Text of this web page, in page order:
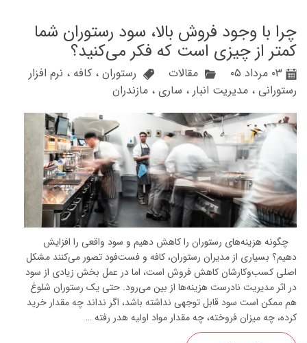
چرا با وجود فروش بالا، سود رستوران شما
کمتر از چیزی است که فکر می‌کنید؟
۰۳ مرداد ۰۵ مقالات رستوران ، کافه ، نرم افزار
رستورانی ، مدیریت انبار ، ساری ، مازندران
چگونه هزینه‌های رستوران را کاهش دهیم و سود واقعی را افزایش
دهیم؟ بسیاری از مدیران رستوران، کافه و فست‌فود تصور می‌کنند مشکل
اصلی کسب‌وکارشان کاهش فروش است، اما در عمل بخش زیادی از سود
در اثر مدیریت نادرست هزینه‌ها از بین می‌رود. حتی یک رستوران شلوغ
هم ممکن است سود قابل توجهی نداشته باشد، اگر نداند چه مقدار خرید
کرده، چه میزان فروخته، چه مقدار مواد اولیه هدر رفته …